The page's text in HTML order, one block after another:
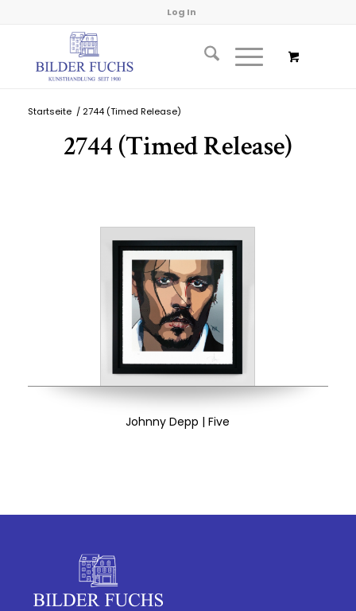
Log In
Startseite / 2744 (Timed Release)
2744 (Timed Release)
Johnny Depp | Five